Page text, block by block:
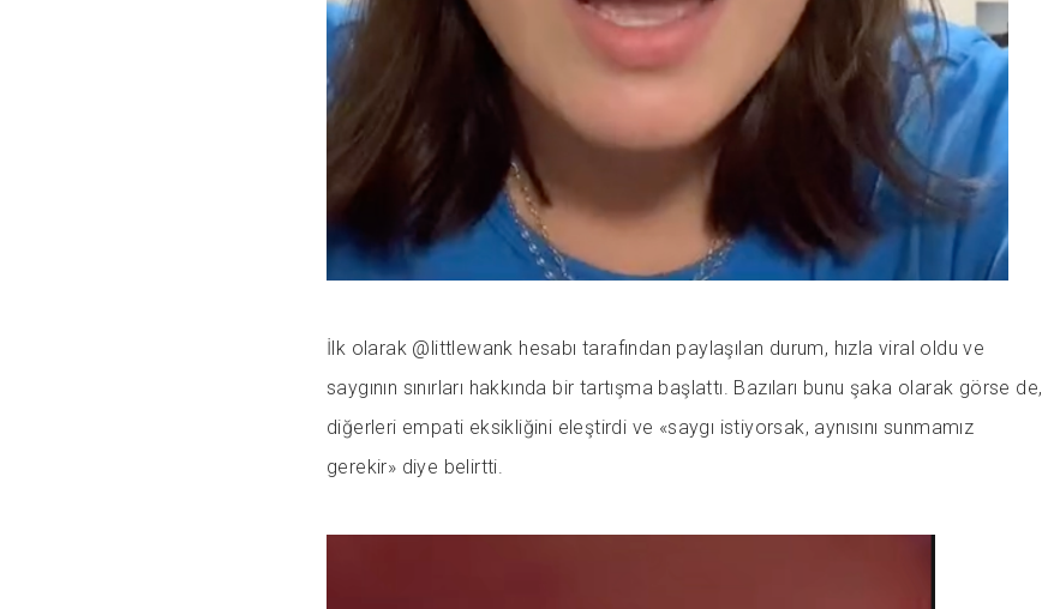
İlk olarak @littlewank hesabı tarafından paylaşılan durum, hızla viral oldu ve
saygının sınırları hakkında bir tartışma başlattı. Bazıları bunu şaka olarak görse de,
diğerleri empati eksikliğini eleştirdi ve «saygı istiyorsak, aynısını sunmamız
gerekir» diye belirtti.